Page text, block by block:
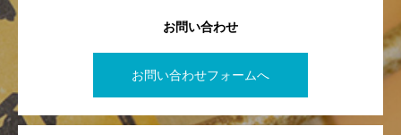
お問い合わせ
お問い合わせフォームへ